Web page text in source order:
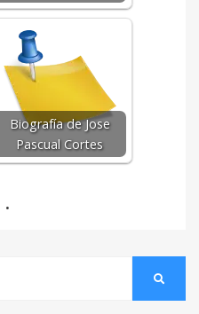
Biografía de Jose
Pascual Cortes